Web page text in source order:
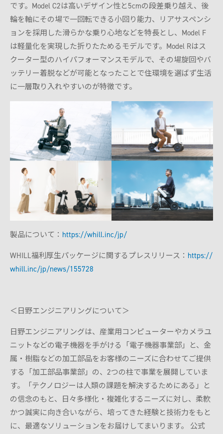
です。Model C2は高いデザイン性と5cmの段差乗り越え、後
輪を軸にその場で一回転できる小回り能力、リアサスペンシ
ョンを採用した滑らかな乗り心地などを特長とし、Model F
は軽量化を実現した折りたためるモデルです。Model Rはス
クーター型のハイパフォーマンスモデルで、その場旋回やバ
ッテリー着脱などが可能となったことで住環境を選ばず生活
に一層取り入れやすいのが特徴です。
製品について： https://whill.inc/jp/
WHILL福利厚生パッケージに関するプレスリリース： https://
whill.inc/jp/news/155728
＜日野エンジニアリングについて＞
日野エンジニアリングは、産業用コンピューターやカメラユ
ニットなどの電子機器を手がける「電子機器事業部」と、金
属・樹脂などの加工部品をお客様のニーズに合わせてご提供
する「加工部品事業部」の、2つの柱で事業を展開していま
す。「テクノロジーは人類の課題を解決するためにある」と
の信念のもと、日々多様化・複雑化するニーズに対し、柔軟
かつ誠実に向き合いながら、培ってきた経験と技術力をもと
に、最適なソリューションをお届けしてまいります。 公式